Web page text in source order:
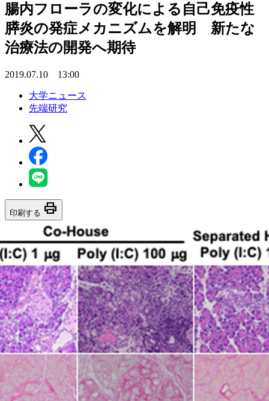
腸内フローラの変化による自己免疫性
膵炎の発症メカニズムを解明 新たな
治療法の開発へ期待
2019.07.10 13:00
大学ニュース
先端研究
印刷する print